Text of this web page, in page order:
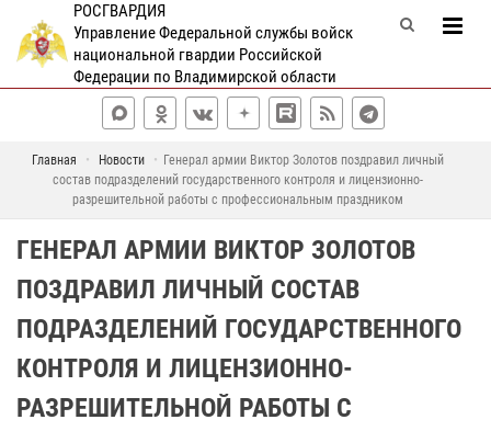
РОСГВАРДИЯ
Управление Федеральной службы войск
национальной гвардии Российской
Федерации по Владимирской области
Главная Новости
Генерал армии Виктор Золотов поздравил личный
состав подразделений государственного контроля и лицензионно-
разрешительной работы с профессиональным праздником
ГЕНЕРАЛ АРМИИ ВИКТОР ЗОЛОТОВ
ПОЗДРАВИЛ ЛИЧНЫЙ СОСТАВ
ПОДРАЗДЕЛЕНИЙ ГОСУДАРСТВЕННОГО
КОНТРОЛЯ И ЛИЦЕНЗИОННО-
РАЗРЕШИТЕЛЬНОЙ РАБОТЫ С